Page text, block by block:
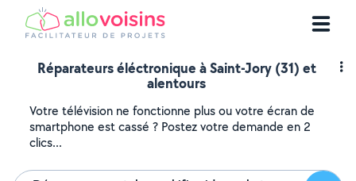
Réparateurs éléctronique à Saint-Jory (31) et
alentours
Votre télévision ne fonctionne plus ou votre écran de
smartphone est cassé ? Postez votre demande en 2
clics...